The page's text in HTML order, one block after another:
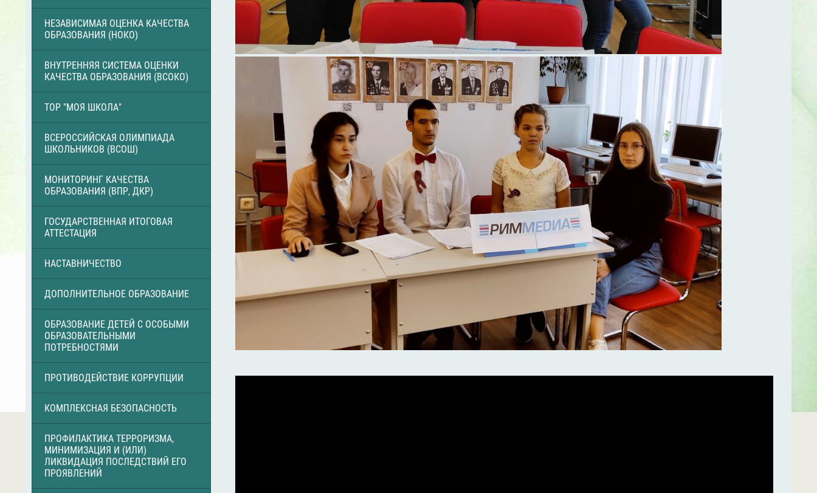
НЕЗАВИСИМАЯ ОЦЕНКА КАЧЕСТВА
ОБРАЗОВАНИЯ (НОКО)
ВНУТРЕННЯЯ СИСТЕМА ОЦЕНКИ
КАЧЕСТВА ОБРАЗОВАНИЯ (ВСОКО)
ТОР "МОЯ ШКОЛА"
ВСЕРОССИЙСКАЯ ОЛИМПИАДА
ШКОЛЬНИКОВ (ВСОШ)
МОНИТОРИНГ КАЧЕСТВА
ОБРАЗОВАНИЯ (ВПР, ДКР)
ГОСУДАРСТВЕННАЯ ИТОГОВАЯ
АТТЕСТАЦИЯ
НАСТАВНИЧЕСТВО
ДОПОЛНИТЕЛЬНОЕ ОБРАЗОВАНИЕ
ОБРАЗОВАНИЕ ДЕТЕЙ С ОСОБЫМИ
ОБРАЗОВАТЕЛЬНЫМИ
ПОТРЕБНОСТЯМИ
ПРОТИВОДЕЙСТВИЕ КОРРУПЦИИ
КОМПЛЕКСНАЯ БЕЗОПАСНОСТЬ
ПРОФИЛАКТИКА ТЕРРОРИЗМА,
МИНИМИЗАЦИЯ И (ИЛИ)
ЛИКВИДАЦИЯ ПОСЛЕДСТВИЙ ЕГО
ПРОЯВЛЕНИЙ